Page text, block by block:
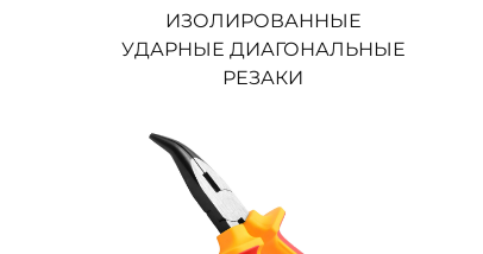
ИЗОЛИРОВАННЫЕ
УДАРНЫЕ ДИАГОНАЛЬНЫЕ
РЕЗАКИ